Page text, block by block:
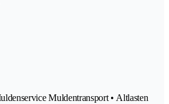
Muldentransport • Altlasten